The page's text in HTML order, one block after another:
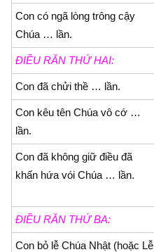
Con có ngã lòng trông cậy
Chúa … lần.
ÐIỀU RĂN THỨ HAI:
Con đã chửi thề … lần.
Con kêu tên Chúa vô cớ …
lần.
Con đã không giữ điều đã
khấn hứa vói Chúa … lần.
ÐIỀU RĂN THỨ BA:
Con bỏ lễ Chúa Nhật (hoặc Lễ